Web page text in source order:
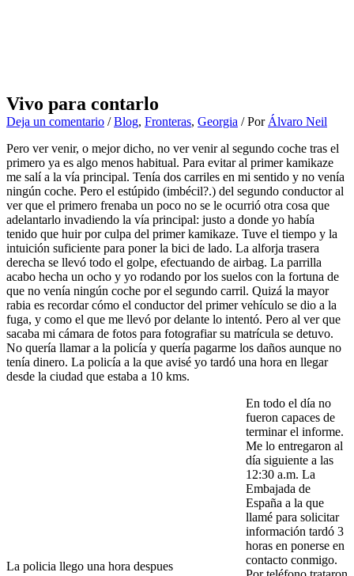
Vivo para contarlo
Deja un comentario /Blog, Fronteras, Georgia / Por Álvaro Neil
Pero ver venir, o mejor dicho, no ver venir al segundo coche tras el
primero ya es algo menos habitual. Para evitar al primer kamikaze
me salí a la vía principal. Tenía dos carriles en mi sentido y no venía
ningún coche. Pero el estúpido (imbécil?.) del segundo conductor al
ver que el primero frenaba un poco no se le ocurrió otra cosa que
adelantarlo invadiendo la vía principal: justo a donde yo había
tenido que huir por culpa del primer kamikaze. Tuve el tiempo y la
intuición suficiente para poner la bici de lado. La alforja trasera
derecha se llevó todo el golpe, efectuando de airbag. La parrilla
acabo hecha un ocho y yo rodando por los suelos con la fortuna de
que no venía ningún coche por el segundo carril. Quizá la mayor
rabia es recordar cómo el conductor del primer vehículo se dio a la
fuga, y como el que me llevó por delante lo intentó. Pero al ver que
sacaba mi cámara de fotos para fotografiar su matrícula se detuvo.
No quería llamar a la policía y quería pagarme los daños aunque no
tenía dinero. La policía a la que avisé yo tardó una hora en llegar
desde la ciudad que estaba a 10 kms.
La policia llego una hora despues
En todo el día no
fueron capaces de
terminar el informe.
Me lo entregaron al
día siguiente a las
12:30 a.m. La
Embajada de
España a la que
llamé para solicitar
información tardó 3
horas en ponerse en
contacto conmigo.